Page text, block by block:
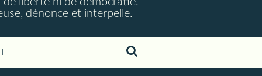
dénonce et interpelle.